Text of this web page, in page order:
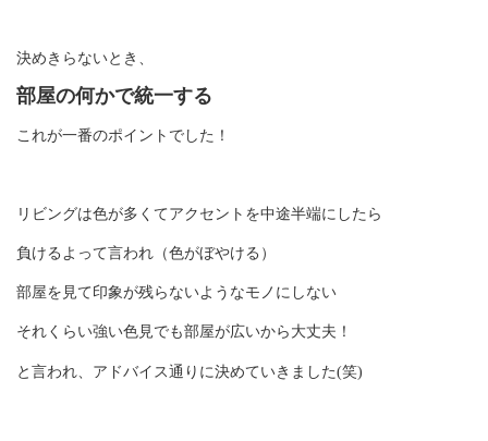
決めきらないとき、
部屋の何かで統一する
これが一番のポイントでした！
リビングは色が多くてアクセントを中途半端にしたら
負けるよって言われ（色がぼやける）
部屋を見て印象が残らないようなモノにしない
それくらい強い色見でも部屋が広いから大丈夫！
と言われ、アドバイス通りに決めていきました(笑)